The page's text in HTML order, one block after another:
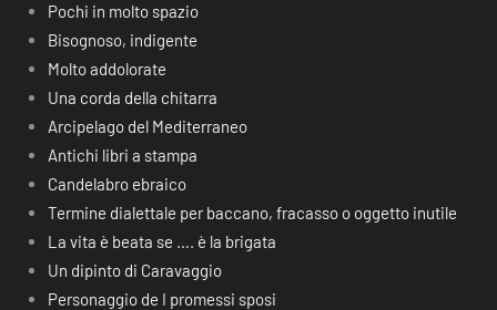
Pochi in molto spazio
Bisognoso, indigente
Molto addolorate
Una corda della chitarra
Arcipelago del Mediterraneo
Antichi libri a stampa
Candelabro ebraico
Termine dialettale per baccano, fracasso o oggetto inutile
La vita è beata se …. è la brigata
Un dipinto di Caravaggio
Personaggio de I promessi sposi